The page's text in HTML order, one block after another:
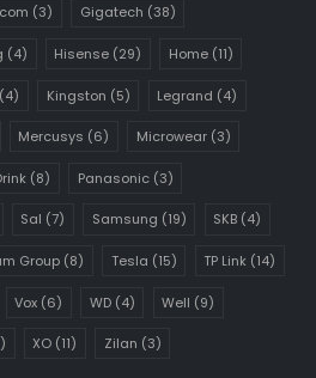
(3) Gigatech (38)
(4) Hisense (29) Home(11)
(4) Kingston (5) Legrand (4)
Mercusys (6) Microwear(3)
(8) Panasonic(3)
Sal (7) Samsung (19) SKB (4)
Group (8) Tesla (15) TP Link (14)
Vox (6) WD(4) Well (9)
XO (11) Zilan (3)